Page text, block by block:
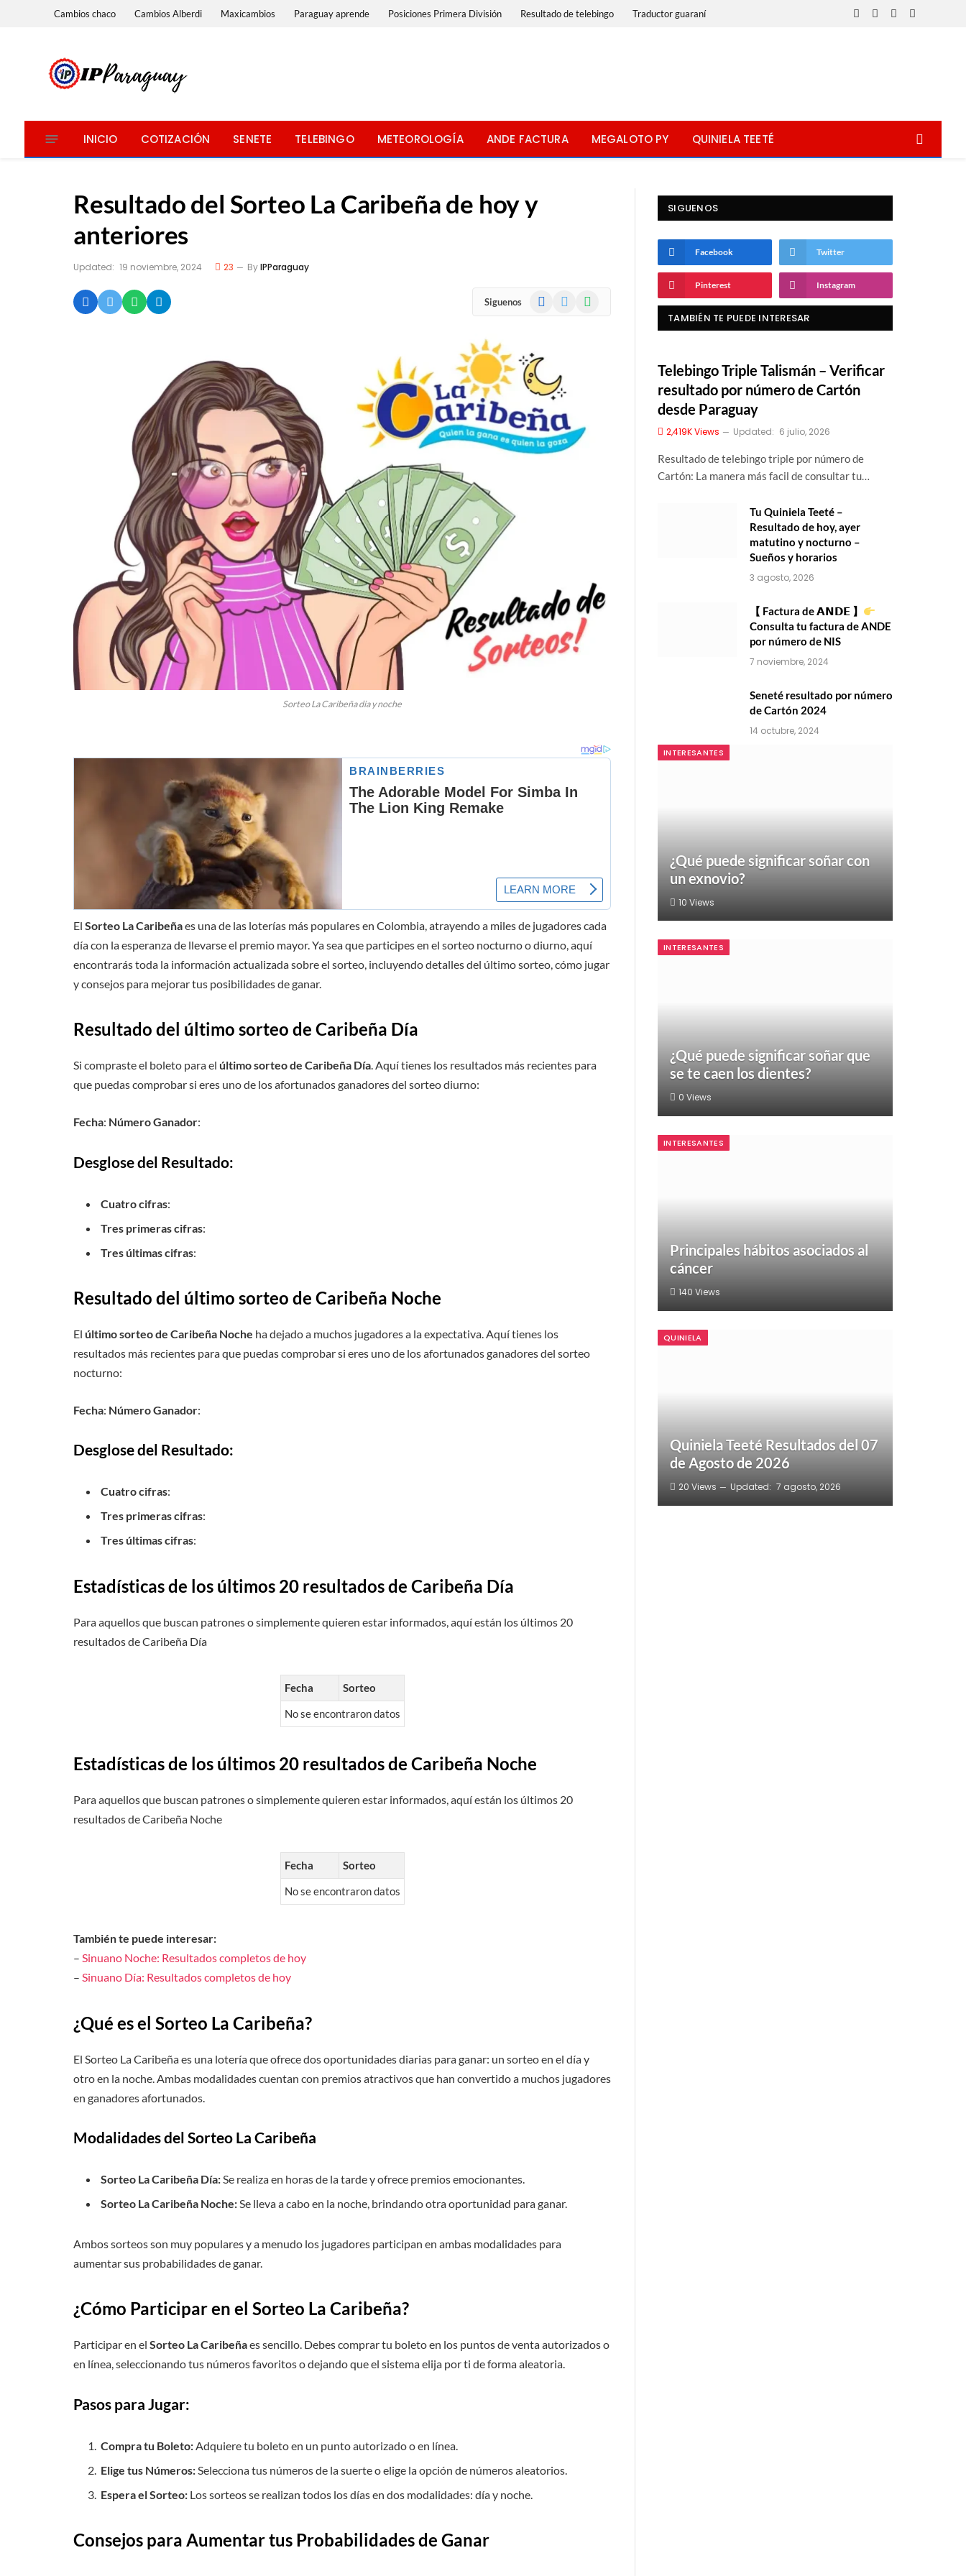
Cambios chaco Cambios Alberdi Maxicambios Paraguay aprende Posiciones Primera División Resultado de telebingo Traductor guaraní
Facebook
X
InstagramWhatsApp
INICIO COTIZACIÓN SENETE TELEBINGO METEOROLOGÍA ANDE FACTURA MEGALOTO PY QUINIELA TEETÉ
Resultado del Sorteo La Caribeña de hoy y
anteriores
Updated: 19 noviembre, 2024 23 ByIPParaguay
Siguenos Facebook WhatsApp
Sorteo La Caribeña dia y noche
El Sorteo La Caribeñaes una de las loterías más populares en Colombia, atrayendo a miles de jugadores cada
día con la esperanza de llevarse el premio mayor. Ya sea que participes en el sorteo nocturno o diurno, aquí
encontrarás toda la información actualizada sobre el sorteo, incluyendo detalles del último sorteo, cómo jugar
y consejos para mejorar tus posibilidades de ganar.
Resultado del último sorteo de Caribeña Día
Si compraste el boleto para el último sorteo de Caribeña Día. Aquí tienes los resultados más recientes para
que puedas comprobar si eres uno de los afortunados ganadores del sorteo diurno:
Fecha: Número Ganador:
Desglose del Resultado:
Cuatro cifras:
Tres primeras cifras:
Tres últimas cifras:
Resultado del último sorteo de Caribeña Noche
El último sorteo de Caribeña Noche ha dejado a muchos jugadores a la expectativa. Aquí tienes los
resultados más recientes para que puedas comprobar si eres uno de los afortunados ganadores del sorteo
nocturno:
Fecha: Número Ganador:
Desglose del Resultado:
Cuatro cifras:
Tres primeras cifras:
Tres últimas cifras:
Estadísticas de los últimos 20 resultados de Caribeña Día
Para aquellos que buscan patrones o simplemente quieren estar informados, aquí están los últimos 20
resultados de Caribeña Día
Fecha
Sorteo
No se encontraron datos
Estadísticas de los últimos 20 resultados de Caribeña Noche
Para aquellos que buscan patrones o simplemente quieren estar informados, aquí están los últimos 20
resultados de Caribeña Noche
Fecha
Sorteo
No se encontraron datos
También te puede interesar:
– Sinuano Noche: Resultados completos de hoy
– Sinuano Día: Resultados completos de hoy
¿Qué es el Sorteo La Caribeña?
El Sorteo La Caribeña es una lotería que ofrece dos oportunidades diarias para ganar: un sorteo en el día y
otro en la noche. Ambas modalidades cuentan con premios atractivos que han convertido a muchos jugadores
en ganadores afortunados.
Modalidades del Sorteo La Caribeña
Sorteo La Caribeña Día:Se realiza en horas de la tarde y ofrece premios emocionantes.
Sorteo La Caribeña Noche:Se lleva a cabo en la noche, brindando otra oportunidad para ganar.
Ambos sorteos son muy populares y a menudo los jugadores participan en ambas modalidades para
aumentar sus probabilidades de ganar.
¿Cómo Participar en el Sorteo La Caribeña?
Participar en el Sorteo La Caribeñaes sencillo. Debes comprar tu boleto en los puntos de venta autorizados o
en línea, seleccionando tus números favoritos o dejando que el sistema elija por ti de forma aleatoria.
Pasos para Jugar:
Compra tu Boleto:Adquiere tu boleto en un punto autorizado o en línea.
Elige tus Números:Selecciona tus números de la suerte o elige la opción de números aleatorios.
Espera el Sorteo: Los sorteos se realizan todos los días en dos modalidades: día y noche.
Consejos para Aumentar tus Probabilidades de Ganar
SIGUENOS
Facebook Twitter
Pinterest Instagram
TAMBIÉN TE PUEDE INTERESAR
Telebingo Triple Talismán – Verificar
resultado por número de Cartón
desde Paraguay
2,419KViews Updated: 6 julio, 2026
Resultado de telebingo triple por número de
Cartón: La manera más facil de consultar tu…
Tu Quiniela Teeté –
Resultado de hoy, ayer
matutino y nocturno –
Sueños y horarios
3 agosto, 2026
【 Factura de 𝗔𝗡𝗗𝗘 】
Consulta tu factura de ANDE
por número de NIS
7 noviembre, 2024
Seneté resultado por número
de Cartón 2024
14 octubre, 2024
INTERESANTES
¿Qué puede significar soñar con
un exnovio?
10 Views
INTERESANTES
¿Qué puede significar soñar que
se te caen los dientes?
0 Views
INTERESANTES
Principales hábitos asociados al
cáncer
140 Views
QUINIELA
Quiniela Teeté Resultados del 07
de Agosto de 2026
20 Views Updated: 7 agosto, 2026